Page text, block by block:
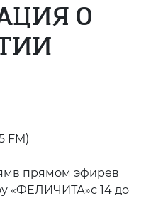
О
FM)
прямом эфирев
«ФЕЛИЧИТА»с 14 до